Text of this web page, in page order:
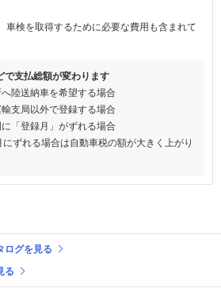
検を取得するために必要な費用も含まれて
で支払総額が変わります
陸送納車を希望する場合
支局以外で登録する場合
「登録月」がずれる場合
にずれる場合は自動車税の額が大きく上がり
ログを見る
る